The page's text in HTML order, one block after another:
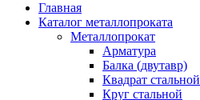
Главная
Каталог металлопроката
Металлопрокат
Арматура
Балка (двутавр)
Квадрат стальной
Круг стальной